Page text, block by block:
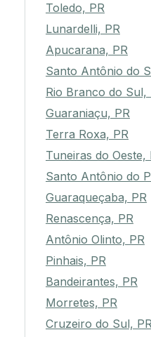
Toledo, PR
Lunardelli, PR
Apucarana, PR
Santo Antônio do
Rio Branco do Sul,
Guaraniaçu, PR
Terra Roxa, PR
Tuneiras do Oeste,
Santo Antônio do
Guaraqueçaba, PR
Renascença, PR
Antônio Olinto, PR
Pinhais, PR
Bandeirantes, PR
Morretes, PR
Cruzeiro do Sul,